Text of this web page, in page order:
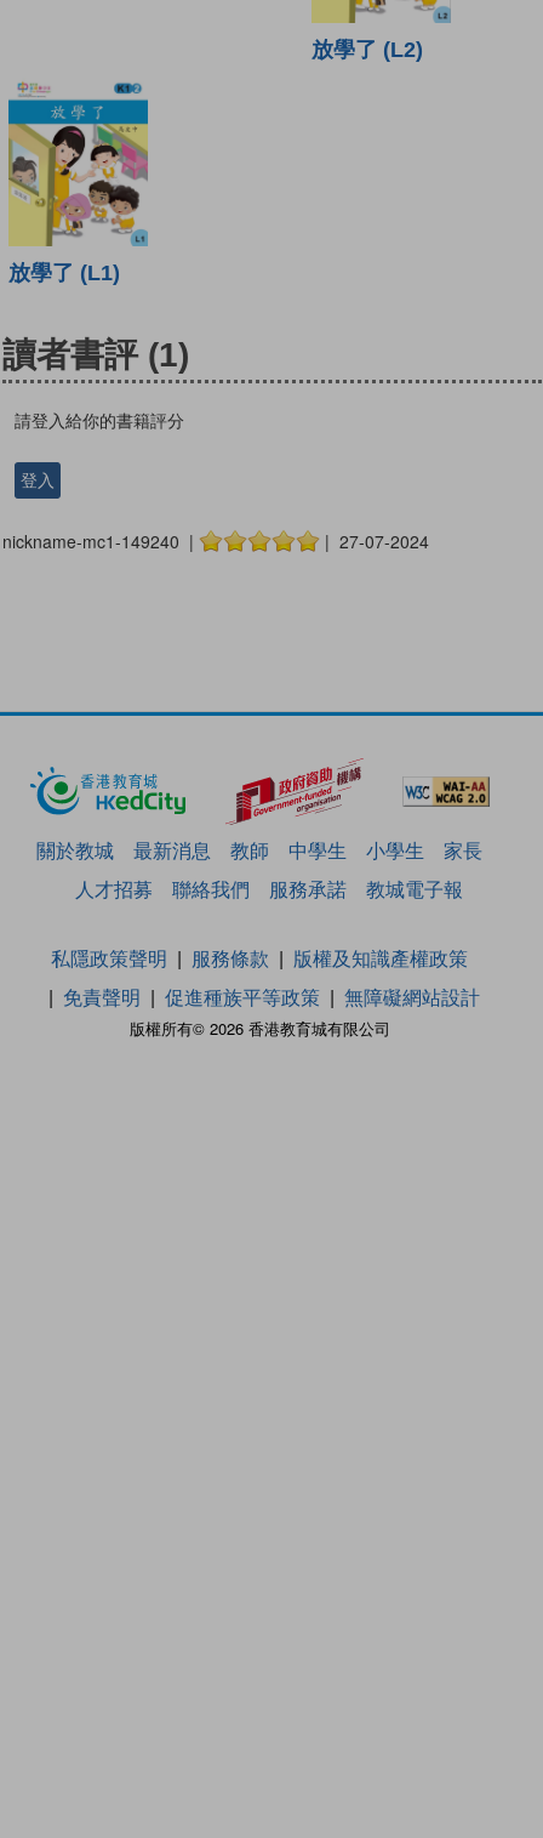
放學了 (L2)
放學了 (L1)
讀者書評 (1)
請登入給你的書籍評分
登入
nickname-mc1-149240 | | 27-07-2024
關於教城 最新消息 教師 中學生 小學生
家長
人才招募
聯絡我們 服務承諾 教城電子報
版權所有© 2026 香港教育城有限公司
私隱政策聲明 服務條款
版權及知識產權政策
免責聲明
促進種族平等政策 無障礙網站設計